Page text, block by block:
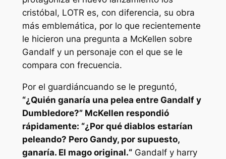
cristóbal, LOTRes, con diferencia, su obra
más emblemática, por lo que recientemente
le hicieron una pregunta a McKellen sobre
Gandalf y un personaje con el que se le
compara con frecuencia.
Por el guardiáncuando se le preguntó,
“¿Quién ganaría una pelea entre Gandalf y
Dumbledore?” McKellen respondió
rápidamente: “¿Por qué diablos estarían
peleando? Pero Gandy, por supuesto,
ganaría. El mago original.“Gandalf y harry